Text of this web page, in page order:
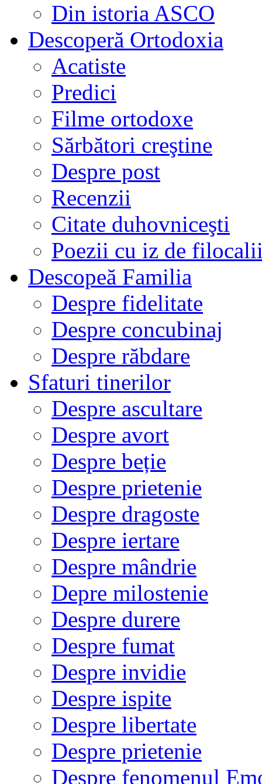
Din istoria ASCO
Descoperă Ortodoxia
Acatiste
Predici
Filme ortodoxe
Sărbători creştine
Despre post
Recenzii
Citate duhovniceşti
Poezii cu iz de
Descopeă Familia
Despre fidelitate
Despre concubinaj
Despre răbdare
Sfaturi tinerilor
Despre ascultare
Despre avort
Despre beție
Despre prietenie
Despre dragoste
Despre iertare
Despre mândrie
Depre milostenie
Despre durere
Despre fumat
Despre invidie
Despre ispite
Despre libertate
Despre prietenie
Despre fenomenul